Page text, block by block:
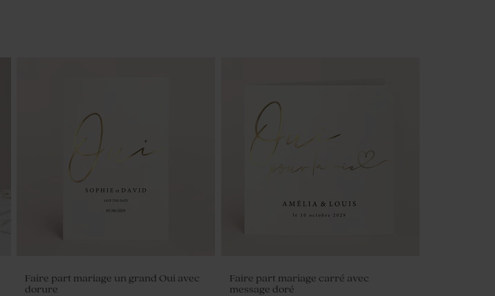
Faire part mariage un grand Oui avec
dorure
Faire part mariage carré avec
message doré